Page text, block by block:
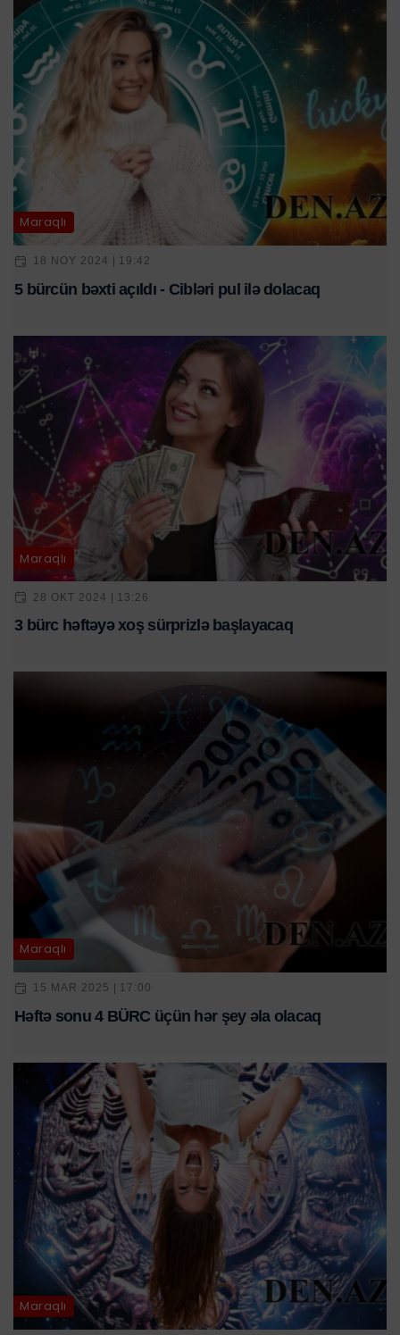
Maraqlı
18 NOY 2024 | 19:42
5 bürcün bəxti açıldı - Cibləri pul ilə dolacaq
Maraqlı
28 OKT 2024 | 13:26
3 bürc həftəyə xoş sürprizlə başlayacaq
Maraqlı
15 MAR 2025 | 17:00
Həftə sonu 4 BÜRC üçün hər şey əla olacaq
Maraqlı